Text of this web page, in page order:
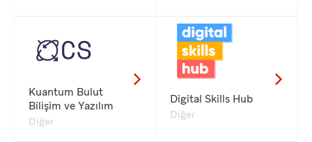
Kuantum Bulut
Bilişim ve Yazılım
Diğer
Digital Skills Hub
Diğer